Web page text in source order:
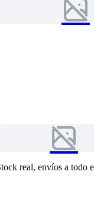
real, envíos a todo